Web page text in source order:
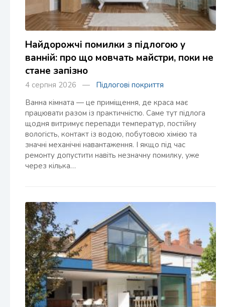
Найдорожчі помилки з підлогою у
ванній: про що мовчать майстри, поки не
стане запізно
4 серпня 2026 — Підлогові покриття
Ванна кімната — це приміщення, де краса має
працювати разом із практичністю. Саме тут підлога
щодня витримує перепади температур, постійну
вологість, контакт із водою, побутовою хімією та
значні механічні навантаження. І якщо під час
ремонту допустити навіть незначну помилку, уже
через кілька…